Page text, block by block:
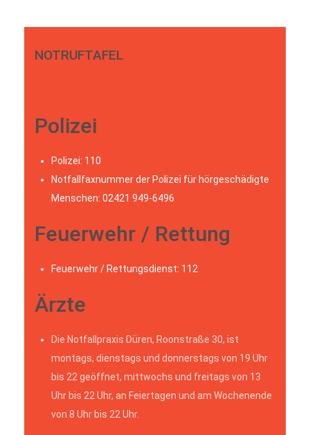
NOTRUFTAFEL
Polizei
Polizei: 110
Notfallfaxnummer der Polizei für hörgeschädigte
Menschen: 02421 949-6496
Feuerwehr / Rettung
Feuerwehr / Rettungsdienst: 112
Ärzte
Die Notfallpraxis Düren, Roonstraße 30, ist
montags, dienstags und donnerstags von 19 Uhr
bis 22 geöffnet, mittwochs und freitags von 13
Uhr bis 22 Uhr, an Feiertagen und am Wochenende
von 8 Uhr bis 22 Uhr.